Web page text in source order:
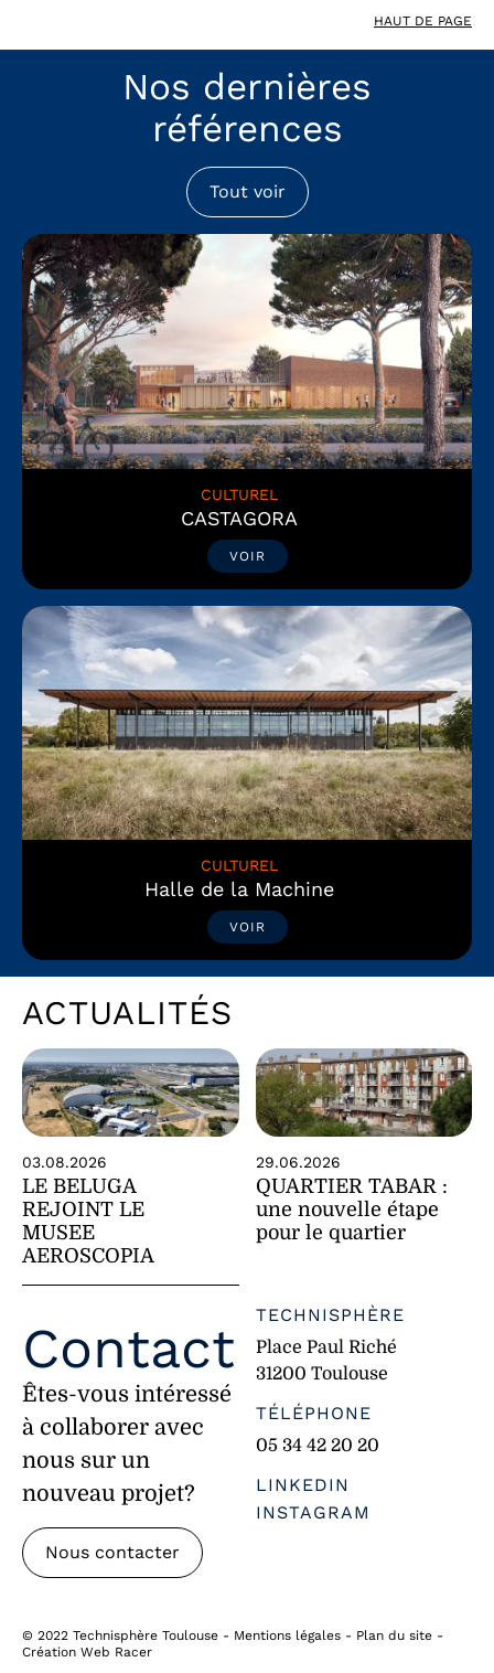
HAUT DE PAGE
Nos dernières
références
Tout voir
CULTUREL
CASTAGORA
VOIR
CULTUREL
Halle de la Machine
VOIR
ACTUALITÉS
03.08.2026
LE BELUGA
REJOINT LE
MUSEE
AEROSCOPIA
29.06.2026
QUARTIER TABAR :
une nouvelle étape
pour le quartier
Contact
Êtes-vous intéressé
à collaborer avec
nous sur un
nouveau projet?
Nous contacter
TECHNISPHÈRE
Place Paul Riché
31200 Toulouse
TÉLÉPHONE
05 34 42 20 20
LINKEDIN
INSTAGRAM
© 2022 Technisphère Toulouse - Mentions légales - Plan du site -
Création Web Racer